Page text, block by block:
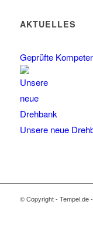
AKTUELLES
Geprüfte
Unsere neue
© Copyright - Tempel.de -